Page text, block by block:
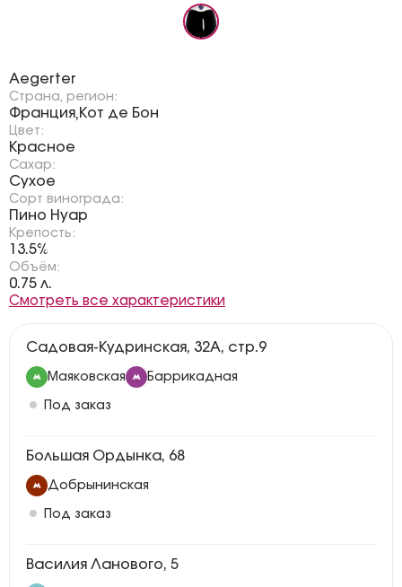
Aegerter
Страна, регион:
Франция,Кот де Бон
Цвет:
Красное
Сахар:
Сухое
Сорт винограда:
Пино Нуар
Крепость:
13.5%
Объём:
0.75 л.
Смотреть все характеристики
Садовая-Кудринская, 32А, стр.9
Маяковская Баррикадная
Под заказ
Большая Ордынка, 68
Добрынинская
Под заказ
Василия Ланового, 5